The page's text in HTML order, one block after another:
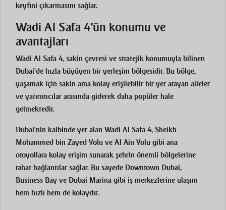
keyfini çıkarmasını sağlar.
Wadi Al Safa 4'ün konumu ve
avantajları
Wadi Al Safa 4, sakin çevresi ve stratejik konumuyla bilinen
Dubai'de hızla büyüyen bir yerleşim bölgesidir. Bu bölge,
yaşamak için sakin ama kolay erişilebilir bir yer arayan aileler
ve yatırımcılar arasında giderek daha popüler hale
gelmektedir.
Dubai'nin kalbinde yer alan Wadi Al Safa 4, Sheikh
Mohammed bin Zayed Yolu ve Al Ain Yolu gibi ana
otoyollara kolay erişim sunarak şehrin önemli bölgelerine
rahat bağlantılar sağlar. Bu sayede Downtown Dubai,
Business Bay ve Dubai Marina gibi iş merkezlerine ulaşım
hem hızlı hem de kolaydır.